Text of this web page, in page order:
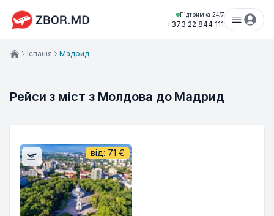
Підтримка 24/7
+373 22 844 111
Іспанія Мадрид
Рейси з міст з Молдова до Мадрид
від: 71 €